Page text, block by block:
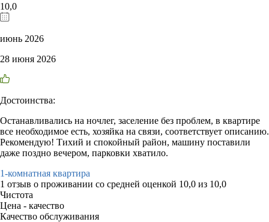
10,0
июнь 2026
28 июня 2026
Достоинства:
Останавливались на ночлег, заселение без проблем, в квартире
все необходимое есть, хозяйка на связи, соответствует описанию.
Рекомендую! Тихий и спокойный район, машину поставили
даже поздно вечером, парковки хватило.
1-комнатная квартира
1 отзыв о проживании со средней оценкой 10,0 из 10,0
Чистота
Цена - качество
Качество обслуживания